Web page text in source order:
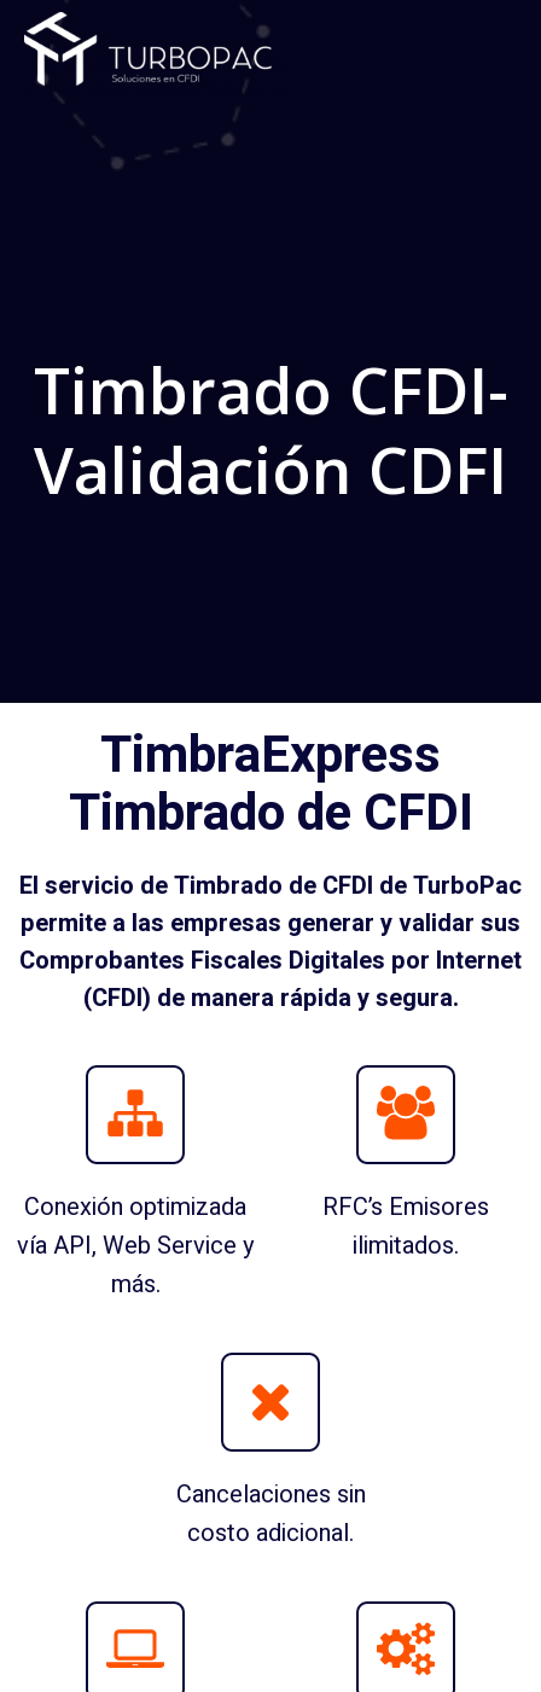
al
contenido
Timbrado CFDI-
Validación CDFI
TimbraExpress
Timbrado de CFDI
El servicio de Timbrado de CFDI de TurboPac
permite a las empresas generar y validar sus
Comprobantes Fiscales Digitales por Internet
(CFDI) de manera rápida y segura.
Conexión optimizada
vía API, Web Service y
más.
RFC’s Emisores
ilimitados.
Cancelaciones sin
costo adicional.